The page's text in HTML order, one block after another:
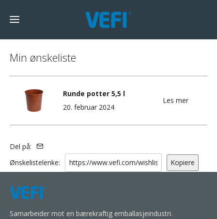
Min ønskeliste
Runde potter 5,5 l
20. februar 2024
Les mer
Del på:
Ønskelistelenke:
Kopiere
Samarbeider mot en bærekraftig emballasjeindustri.